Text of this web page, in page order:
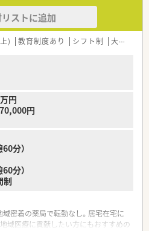
ストに追加
) 教育制度あり シフト制 大手チェーン以外
円
円
分）
分）
制
密着の薬局で転勤なし。居宅在宅に
域医療に貢献したい方にもおすすめの